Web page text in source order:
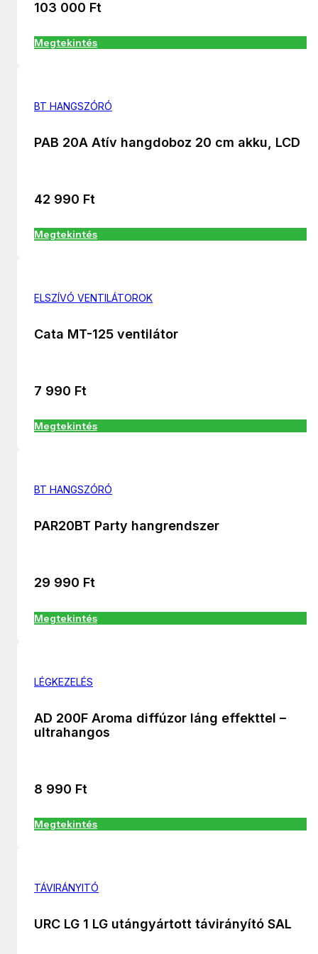
103 000 Ft
Megtekintés
BT HANGSZÓRÓ
PAB 20A Atív hangdoboz 20 cm akku, LCD
42 990 Ft
Megtekintés
ELSZÍVÓ VENTILÁTOROK
Cata MT-125 ventilátor
7 990 Ft
Megtekintés
BT HANGSZÓRÓ
PAR20BT Party hangrendszer
29 990 Ft
Megtekintés
LÉGKEZELÉS
AD 200F Aroma diffúzor láng effekttel –
ultrahangos
8 990 Ft
Megtekintés
TÁVIRÁNYITÓ
URC LG 1 LG utángyártott távirányító SAL